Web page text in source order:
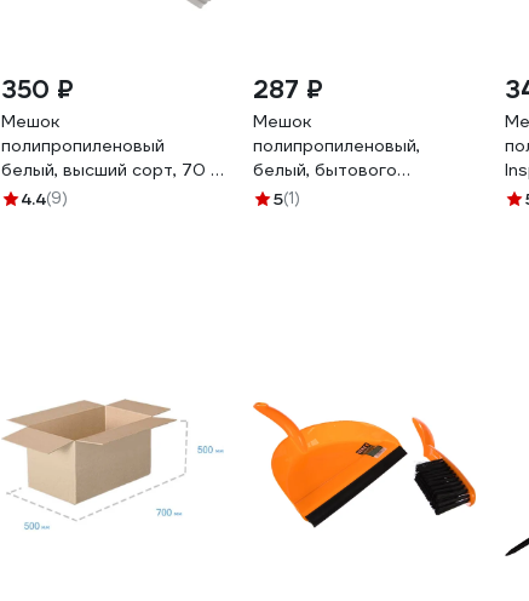
350 ₽
Мешок
полипропиленовый
белый, высший сорт, 70 л,
55x95 см, 10 шт ООО
4.4(9)
287 ₽
Мешок
полипропиленовый,
белый, бытового
назначения СИБРТЕХ,
5(1)